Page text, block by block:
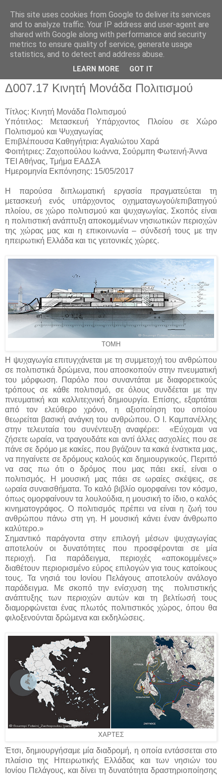
Δ007.17 Κινητή Μονάδα Πολιτισμού
Τίτλος: Κινητή Μονάδα Πολιτισμού
Υπότιτλος: Μετασκευή Υπάρχοντος Πλοίου σε Χώρο
Πολιτισμού και Ψυχαγωγίας
Επιβλέπουσα Καθηγήτρια: Αγαλιώτου Χαρά
Φοιτήτριες: Ζαχοπούλου Ιωάννα, Σούρμπη Φωτεινή-Άννα
ΤΕΙ Αθήνας, Τμήμα ΕΑΔΣΑ
Ημερομηνία Εκπόνησης: 15/05/2017
Η παρούσα διπλωματική εργασία πραγματεύεται τη
μετασκευή ενός υπάρχοντος οχηματαγωγού/επιβατηγού
πλοίου, σε χώρο πολιτισμού και ψυχαγωγίας. Σκοπός είναι
η πολιτιστική ανάπτυξη αποκομμένων νησιωτικών περιοχών
της χώρας μας και η επικοινωνία – σύνδεσή τους με την
ηπειρωτική Ελλάδα και τις γειτονικές χώρες.
ΤΟΜΗ
Η ψυχαγωγία επιτυγχάνεται με τη συμμετοχή του ανθρώπου
σε πολιτιστικά δρώμενα, που αποσκοπούν στην πνευματική
του μόρφωση. Παρόλο που συναντάται με διαφορετικούς
τρόπους σε κάθε πολιτισμό, σε όλους συνδέεται με την
πνευματική και καλλιτεχνική δημιουργία. Επίσης, εξαρτάται
από τον ελεύθερο χρόνο, η αξιοποίηση του οποίου
θεωρείται βασική ανάγκη του ανθρώπου. Ο Ι. Καμπανέλλης
στην τελευταία του συνέντευξη αναφέρει: «Εύχομαι να
ζήσετε ωραία, να τραγουδάτε και αντί άλλες ασχολίες που σε
πάνε σε δρόμο με κακίες, που βγάζουν τα κακά ένστικτα μας,
να πηγαίνετε σε δρόμους καλούς και δημιουργικούς. Περιττό
να σας πω ότι ο δρόμος που μας πάει εκεί, είναι ο
πολιτισμός. Η μουσική μας πάει σε ωραίες σκέψεις, σε
ωραία συναισθήματα. Το καλό βιβλίο ομορφαίνει τον κόσμο,
όπως ομορφαίνουν τα λουλούδια, η μουσική το ίδιο, ο καλός
κινηματογράφος. Ο πολιτισμός πρέπει να είναι η ζωή του
ανθρώπου πάνω στη γη. Η μουσική κάνει έναν άνθρωπο
καλύτερο.»
Σημαντικό παράγοντα στην επιλογή μέσων ψυχαγωγίας
αποτελούν οι δυνατότητες που προσφέρονται σε μία
περιοχή. Για παράδειγμα, περιοχές «αποκομμένες»
διαθέτουν περιορισμένο εύρος επιλογών για τους κατοίκους
τους. Τα νησιά του Ιονίου Πελάγους αποτελούν ανάλογο
παράδειγμα. Με σκοπό την ενίσχυση της πολιτιστικής
ανάπτυξης των περιοχών αυτών και τη βελτίωσή τους
διαμορφώνεται ένας πλωτός πολιτιστικός χώρος, όπου θα
φιλοξενούνται δρώμενα και εκδηλώσεις.
ΧΑΡΤΕΣ
Έτσι, δημιουργήσαμε μία διαδρομή, η οποία εντάσσεται στο
πλαίσιο της Ηπειρωτικής Ελλάδας και των νησιών του
Ιονίου Πελάγους, και δίνει τη δυνατότητα δραστηριοποίησης
This site uses cookies from Google to deliver its services
and to analyze traffic. Your IP address and user-agent are
shared with Google along with performance and security
metrics to ensure quality of service, generate usage
statistics, and to detect and address abuse.
LEARN MORE GOT IT